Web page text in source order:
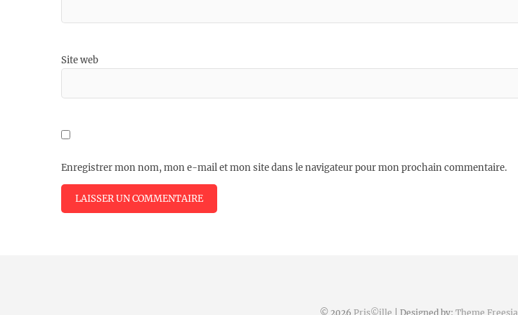
Site web
Enregistrer mon nom, mon e-mail et mon site dans le navigateur pour mon prochain commentaire.
© 2026 Pris©ille | Designed by: Theme Freesia